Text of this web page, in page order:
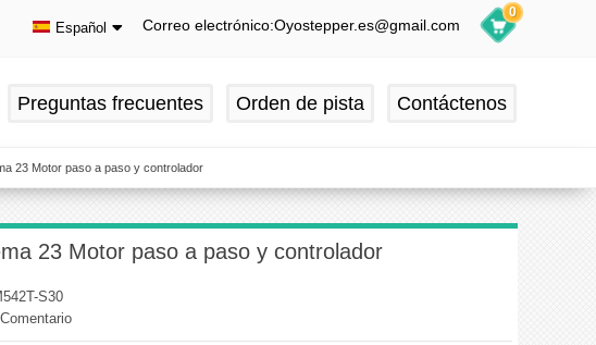
Español
Deutsch
Español
Correo electrónico:Oyostepper.es@gmail.com
0
Preguntas frecuentes Orden de pista Contáctenos
23 Motor paso a paso y controlador
23 Motor paso a paso y controlador
S30